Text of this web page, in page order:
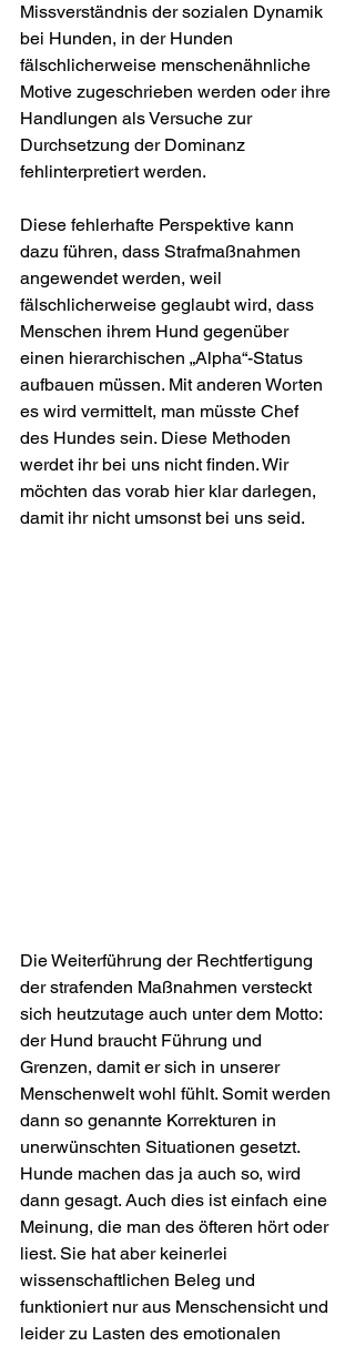
Missverständnis der sozialen Dynamik
bei Hunden, in der Hunden
fälschlicherweise menschenähnliche
Motive zugeschrieben werden oder ihre
Handlungen als Versuche zur
Durchsetzung der Dominanz
fehlinterpretiert werden.
Diese fehlerhafte Perspektive kann
dazu führen, dass Strafmaßnahmen
angewendet werden, weil
fälschlicherweise geglaubt wird, dass
Menschen ihrem Hund gegenüber
einen hierarchischen „Alpha“-Status
aufbauen müssen. Mit anderen Worten
es wird vermittelt, man müsste Chef
des Hundes sein. Diese Methoden
werdet ihr bei uns nicht finden. Wir
möchten das vorab hier klar darlegen,
damit ihr nicht umsonst bei uns seid.
Die Weiterführung der Rechtfertigung
der strafenden Maßnahmen versteckt
sich heutzutage auch unter dem Motto:
der Hund braucht Führung und
Grenzen, damit er sich in unserer
Menschenwelt wohl fühlt. Somit werden
dann so genannte Korrekturen in
unerwünschten Situationen gesetzt.
Hunde machen das ja auch so, wird
dann gesagt. Auch dies ist einfach eine
Meinung, die man des öfteren hört oder
liest. Sie hat aber keinerlei
wissenschaftlichen Beleg und
funktioniert nur aus Menschensicht und
leider zu Lasten des emotionalen